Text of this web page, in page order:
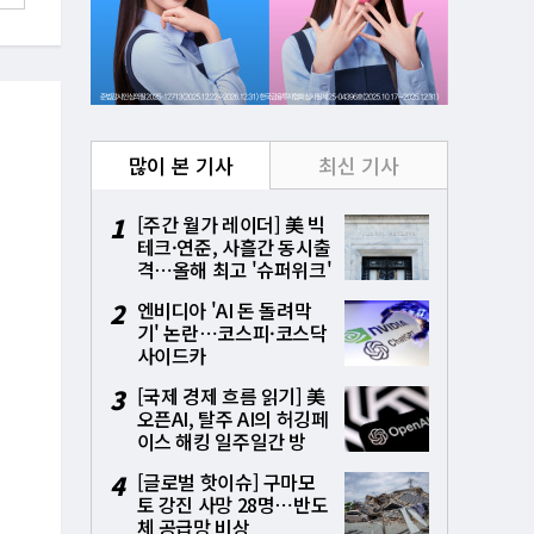
많이 본 기사 최신 기사
1 [주간 월가 레이더] 美 빅
테크·연준, 사흘간 동시출
격⋯올해 최고 '슈퍼위크'
2 엔비디아 'AI 돈 돌려막
기' 논란⋯코스피·코스닥
사이드카
3 [국제 경제 흐름 읽기] 美
오픈AI, 탈주 AI의 허깅페
이스 해킹 일주일간 방
4 [글로벌 핫이슈] 구마모
토 강진 사망 28명⋯반도
체 공급망 비상